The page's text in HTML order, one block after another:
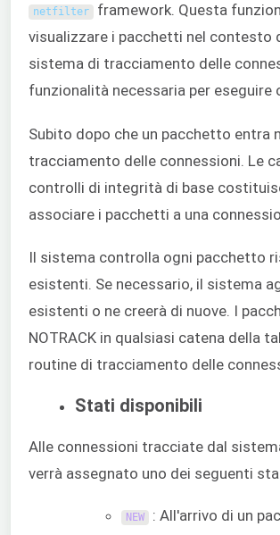
netfilter framework. Questa
visualizzare i pacchetti nel contesto
sistema di tracciamento delle
funzionalità necessaria per eseguire
Subito dopo che un pacchetto entra
tracciamento delle connessioni. Le
controlli di integrità di base
associare i pacchetti a una
Il sistema controlla ogni pacchetto
esistenti. Se necessario, il sistema
esistenti o ne creerà di nuove. I
NOTRACK in qualsiasi catena della
routine di tracciamento delle
Stati disponibili
Alle connessioni tracciate dal
verrà assegnato uno dei seguenti
NEW : All'arrivo di un